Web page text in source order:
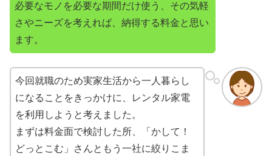
必要なモノを必要な期間だけ使う、その気軽
さやニーズを考えれば、納得する料金と思い
ます。
今回就職のため実家生活から一人暮らし
になることをきっかけに、レンタル家電
を利用しようと考えました。
まずは料金面で検討した所、「かして！
どっとこむ」さんともう一社に絞りこま